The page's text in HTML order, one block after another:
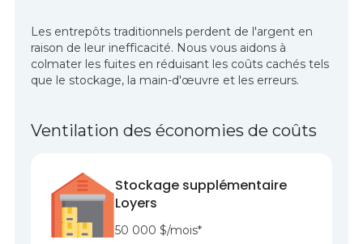
Les entrepôts traditionnels perdent de l'argent en
raison de leur inefficacité. Nous vous aidons à
colmater les fuites en réduisant les coûts cachés tels
que le stockage, la main-d'œuvre et les erreurs.
Ventilation des économies de coûts
Stockage supplémentaire
Loyers
50 000 $/mois*